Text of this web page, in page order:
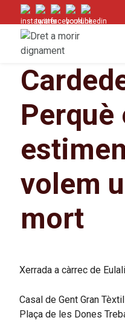
Perquè
volem
mort
Xerrada a càrrec de
Casal de Gent Gran
Plaça de les Dones